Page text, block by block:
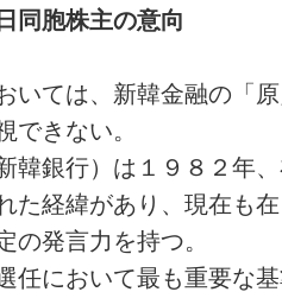
同胞株主の意向
いては、新韓金融の「
できない。
韓銀行）は１９８２年
た経緯があり、現在も
の発言力を持つ。
任において最も重要な